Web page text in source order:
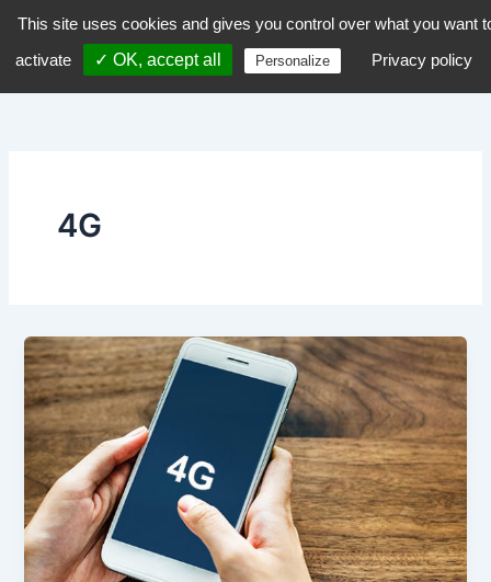
contenu
dZiGue
4G
This site uses cookies and gives you control over what you want
activate
✓ OK, accept all Personalize Privacy policy